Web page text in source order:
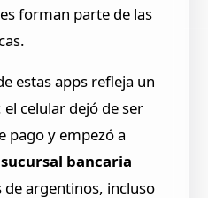
forman parte de las
estas apps refleja un
celular dejó de ser
pago y empezó a
sucursal bancaria
de argentinos, incluso